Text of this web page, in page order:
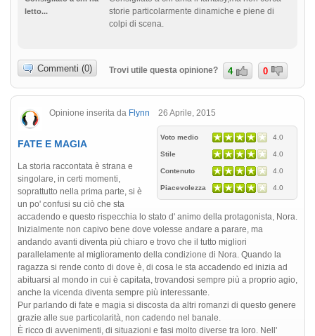
letto...
storie particolarmente dinamiche e piene di
colpi di scena.
Commenti (0) Trovi utile questa opinione? 4 0
Opinione inserita da Flynn 26 Aprile, 2015
Voto medio 4.0
Stile 4.0
Contenuto 4.0
Piacevolezza 4.0
FATE E MAGIA
La storia raccontata è strana e
singolare, in certi momenti,
soprattutto nella prima parte, si è
un po' confusi su ciò che sta
accadendo e questo rispecchia lo stato d' animo della protagonista, Nora.
Inizialmente non capivo bene dove volesse andare a parare, ma
andando avanti diventa più chiaro e trovo che il tutto migliori
parallelamente al miglioramento della condizione di Nora. Quando la
ragazza si rende conto di dove è, di cosa le sta accadendo ed inizia ad
abituarsi al mondo in cui è capitata, trovandosi sempre più a proprio agio,
anche la vicenda diventa sempre più interessante.
Pur parlando di fate e magia si discosta da altri romanzi di questo genere
grazie alle sue particolarità, non cadendo nel banale.
È ricco di avvenimenti, di situazioni e fasi molto diverse tra loro. Nell'